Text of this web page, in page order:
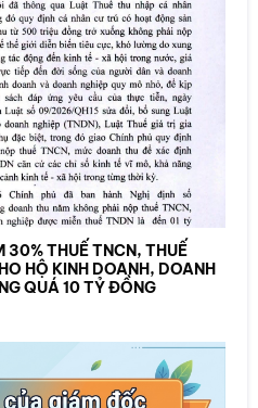
30% THUẾ TNCN, THUẾ
HỘ KINH DOANH, DOANH
QUÁ 10 TỶ ĐỒNG